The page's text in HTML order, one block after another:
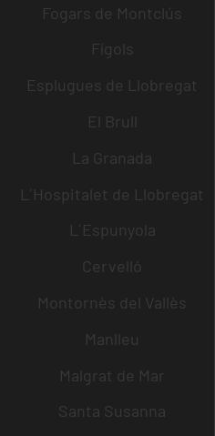
Fogars de Montclús
Fígols
Esplugues de Llobregat
El Brull
La Granada
L´Hospitalet de Llobregat
L´Espunyola
Cervelló
Montornès del Vallès
Manlleu
Malgrat de Mar
Santa Susanna